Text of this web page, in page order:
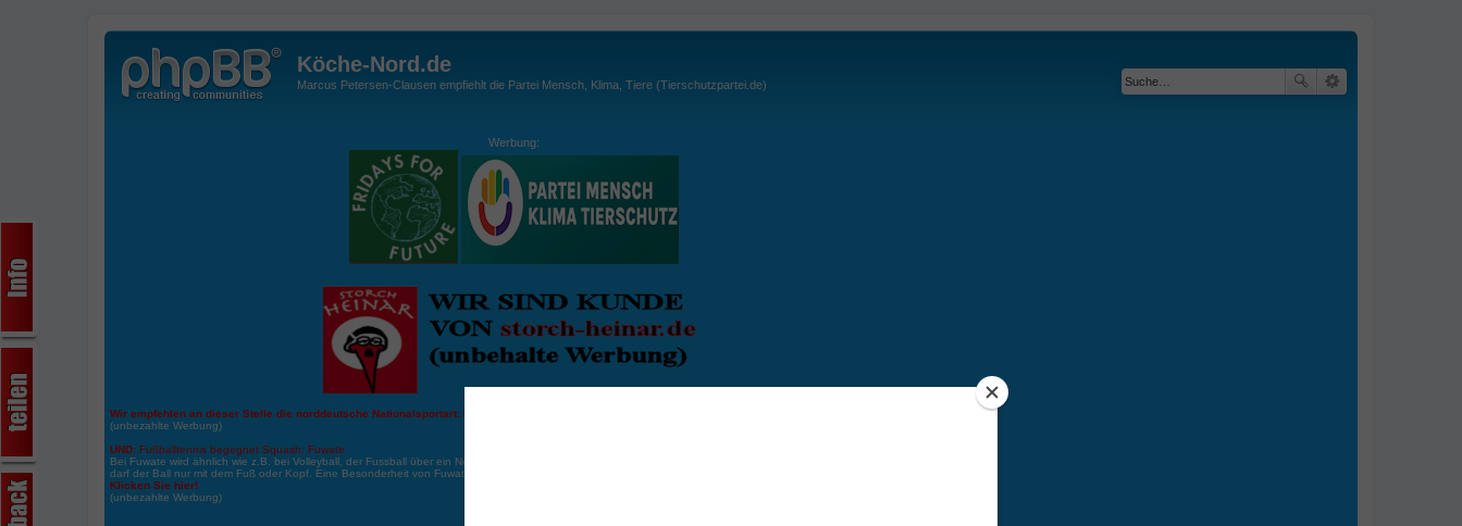
Köche-Nord.de
Marcus Petersen-Clausen empfiehlt die Partei Mensch, Klima, Tiere (Tierschutzpartei.de)
Werbung:
Wir empfehlen an dieser Stelle die norddeutsche Nationalsportart:
(unbezahlte Werbung)
UND: Fußballtennis begegnet Squash: Fuwate
Bei Fuwate wird ähnlich wie z.B. bei Volleyball, der Fussball über ein Netz gespielt. Wichtig: der Ball darf zu keiner Zeit den Boden berühren. Gespielt werden
darf der Ball nur mit dem Fuß oder Kopf. Eine Besonderheit von Fuwate ist, dass der Ball ähnlich wie beim Squash, auch über die Wände gespielt werden darf.
Klicken Sie hier!
(unbezahlte Werbung)